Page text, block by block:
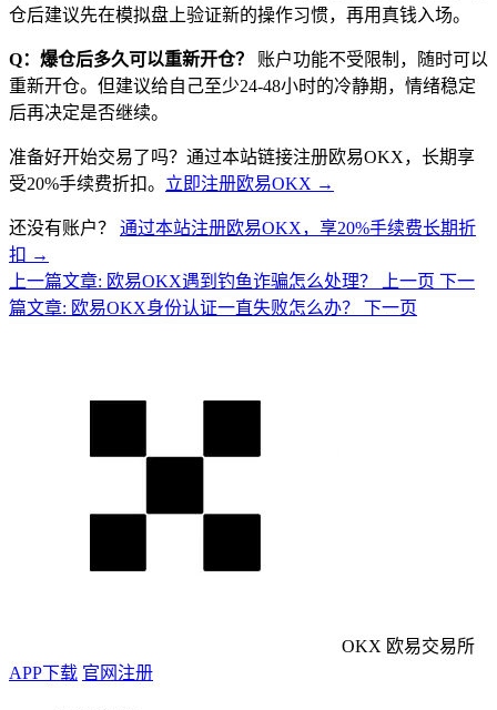
仓后建议先在模拟盘上验证新的操作习惯，再用真钱入场。
Q：爆仓后多久可以重新开仓？
账户功能不受限制，随时可以
重新开仓。但建议给自己至少24-48小时的冷静期，情绪稳定
后再决定是否继续。
准备好开始交易了吗？通过本站链接注册欧易OKX，长期享
受20%手续费折扣。 立即注册欧易OKX →
还没有账户？ 通过本站注册欧易OKX，享20%手续费长期折
扣 →
上一篇文章: 欧易OKX遇到钓鱼诈骗怎么处理？
上一页 下一
篇文章: 欧易OKX身份认证一直失败怎么办？ 下一页
OKX 欧易交易所
APP下载 官网注册